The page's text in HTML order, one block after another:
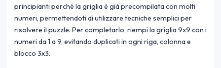
principianti perché la griglia è già precompilata con molti
numeri, permettendoti di utilizzare tecniche semplici per
risolvere il puzzle. Per completarlo, riempi la griglia 9x9 con i
numeri da 1 a 9, evitando duplicati in ogni riga, colonna e
blocco 3x3.